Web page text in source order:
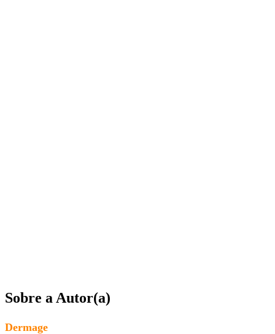
Sobre a Autor(a)
Dermage